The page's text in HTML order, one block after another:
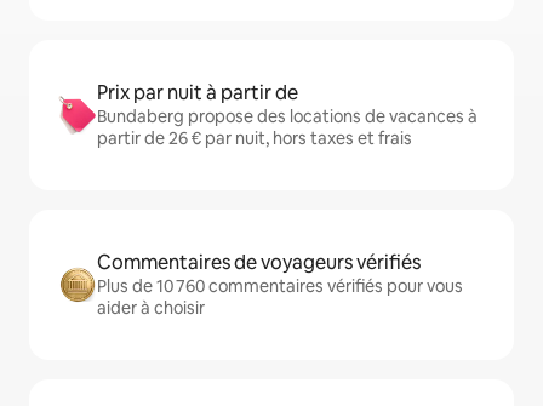
Prix par nuit à partir de
Bundaberg propose des locations de vacances à
partir de 26 € par nuit, hors taxes et frais
Commentaires de voyageurs vérifiés
Plus de 10 760 commentaires vérifiés pour vous
aider à choisir